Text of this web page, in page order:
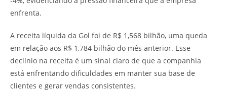
enfrenta.
A receita líquida da Gol foi de R$ 1,568 bilhão, uma queda
em relação aos R$ 1,784 bilhão do mês anterior. Esse
declínio na receita é um sinal claro de que a companhia
está enfrentando dificuldades em manter sua base de
clientes e gerar vendas consistentes.